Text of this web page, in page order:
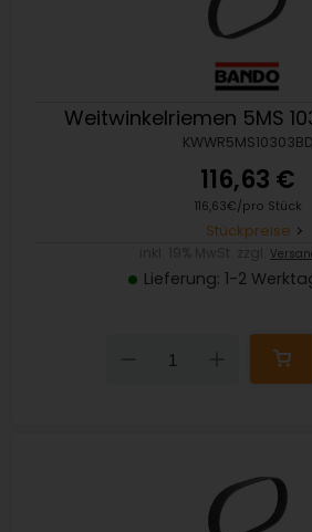
Weitwinkelriemen 5MS
KWWR5MS10303BD
116,63 €
116,63€/pro Stück
Stückpreise
Lieferung: 1-2
Down